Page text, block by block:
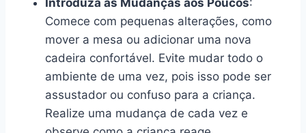
Introduza as Mudanças aos Poucos:
Comece com pequenas alterações, como
mover a mesa ou adicionar uma nova
cadeira confortável. Evite mudar todo o
ambiente de uma vez, pois isso pode ser
assustador ou confuso para a criança.
Realize uma mudança de cada vez e